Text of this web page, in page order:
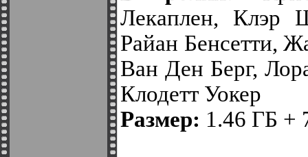
Лекаплен, Клэр
Райан Бенсетти,
Ван Ден Берг,
Клодетт Уокер
Размер: 1.46 ГБ +